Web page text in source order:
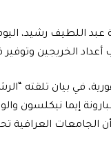
اللطيف رشيد، اليوم
الخريجين
في بيان تلقته
إيما نيكلسون
الجامعات العراقية